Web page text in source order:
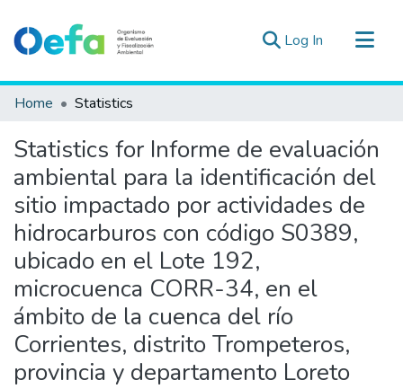
Log In (current)
Communities & Collections
Estad. Externas
Guias ▾
Home Statistics
Statistics for Informe de evaluación
ambiental para la identificación del
sitio impactado por actividades de
hidrocarburos con código S0389,
ubicado en el Lote 192,
microcuenca CORR-34, en el
ámbito de la cuenca del río
Corrientes, distrito Trompeteros,
provincia y departamento Loreto